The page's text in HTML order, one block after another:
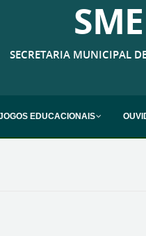
SME
SECRETARIA MUNICIPAL
EDUCACIONAIS